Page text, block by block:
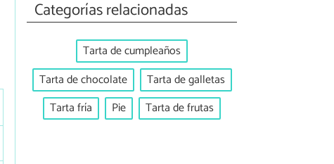
Categorías relacionadas
Tarta de cumpleaños
Tarta de chocolate
Tarta de galletas
Tarta fría
Pie Tarta de frutas